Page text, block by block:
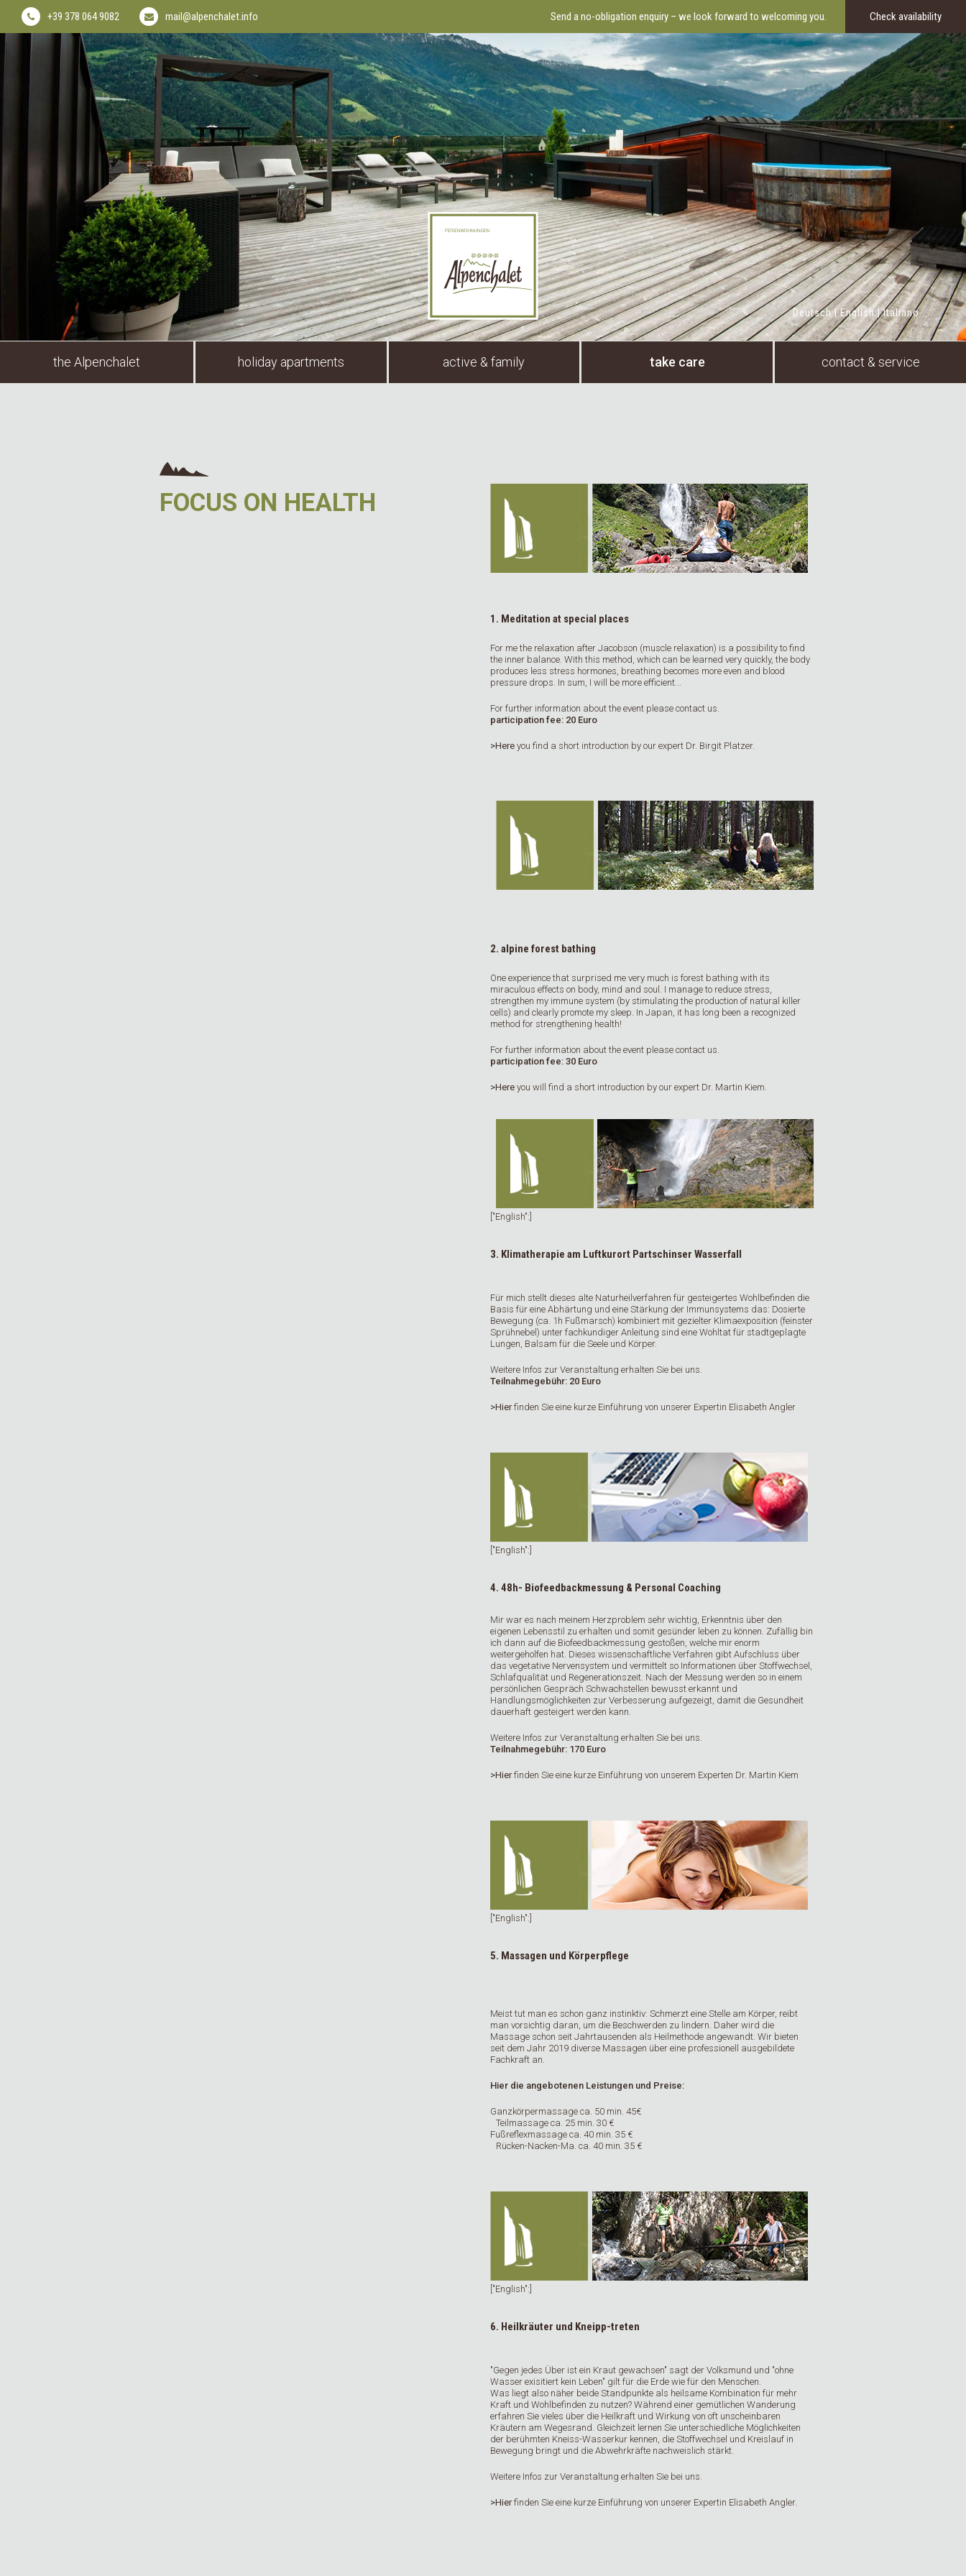
+39 378 064 9082 mail@alpenchalet.info Send a no-obligation enquiry – we look forward to welcoming you. Check availability
Deutsch|English|Italiano
the Alpenchalet holiday apartments active & family take care contact & service
FOCUS ON HEALTH
1. Meditation at special places
For me the relaxation after Jacobson (muscle relaxation) is a possibility to find
the inner balance. With this method, which can be learned very quickly, the body
produces less stress hormones, breathing becomes more even and blood
pressure drops. In sum, I will be more efficient...
For further information about the event please contact us.
participation fee: 20 Euro
>Here you find a short introduction by our expert Dr. Birgit Platzer.
2. alpine forest bathing
One experience that surprised me very much is forest bathing with its
miraculous effects on body, mind and soul. I manage to reduce stress,
strengthen my immune system (by stimulating the production of natural killer
cells) and clearly promote my sleep. In Japan, it has long been a recognized
method for strengthening health!
For further information about the event please contact us.
participation fee: 30 Euro
>Here you will find a short introduction by our expert Dr. Martin Kiem.
["English":]
3. Klimatherapie am Luftkurort Partschinser Wasserfall
Für mich stellt dieses alte Naturheilverfahren für gesteigertes Wohlbefinden die
Basis für eine Abhärtung und eine Stärkung der Immunsystems das: Dosierte
Bewegung (ca. 1h Fußmarsch) kombiniert mit gezielter Klimaexposition (feinster
Sprühnebel) unter fachkundiger Anleitung sind eine Wohltat für stadtgeplagte
Lungen, Balsam für die Seele und Körper.
Weitere Infos zur Veranstaltung erhalten Sie bei uns.
Teilnahmegebühr: 20 Euro
>Hierfinden Sie eine kurze Einführung von unserer Expertin Elisabeth Angler
["English":]
4. 48h- Biofeedbackmessung & Personal Coaching
Mir war es nach meinem Herzproblem sehr wichtig, Erkenntnis über den
eigenen Lebensstil zu erhalten und somit gesünder leben zu können. Zufällig bin
ich dann auf die Biofeedbackmessung gestoßen, welche mir enorm
weitergeholfen hat. Dieses wissenschaftliche Verfahren gibt Aufschluss über
das vegetative Nervensystem und vermittelt so Informationen über Stoffwechsel,
Schlafqualität und Regenerationszeit. Nach der Messung werden so in einem
persönlichen Gespräch Schwachstellen bewusst erkannt und
Handlungsmöglichkeiten zur Verbesserung aufgezeigt, damit die Gesundheit
dauerhaft gesteigert werden kann.
Weitere Infos zur Veranstaltung erhalten Sie bei uns.
Teilnahmegebühr: 170 Euro
>Hierfinden Sie eine kurze Einführung von unserem Experten Dr. Martin Kiem
["English":]
5. Massagen und Körperpflege
Meist tut man es schon ganz instinktiv: Schmerzt eine Stelle am Körper, reibt
man vorsichtig daran, um die Beschwerden zu lindern. Daher wird die
Massage schon seit Jahrtausenden als Heilmethode angewandt. Wir bieten
seit dem Jahr 2019 diverse Massagen über eine professionell ausgebildete
Fachkraft an.
Hier die angebotenen Leistungen und Preise:
Ganzkörpermassage ca. 50 min. 45€
Teilmassage ca. 25 min. 30 €
Fußreflexmassage ca. 40 min. 35 €
Rücken-Nacken-Ma. ca. 40 min. 35 €
["English":]
6. Heilkräuter und Kneipp-treten
"Gegen jedes Über ist ein Kraut gewachsen" sagt der Volksmund und "ohne
Wasser exisitiert kein Leben" gilt für die Erde wie für den Menschen.
Was liegt also näher beide Standpunkte als heilsame Kombination für mehr
Kraft und Wohlbefinden zu nutzen? Während einer gemütlichen Wanderung
erfahren Sie vieles über die Heilkraft und Wirkung von oft unscheinbaren
Kräutern am Wegesrand. Gleichzeit lernen Sie unterschiedliche Möglichkeiten
der berühmten Kneiss-Wasserkur kennen, die Stoffwechsel und Kreislauf in
Bewegung bringt und die Abwehrkräfte nachweislich stärkt.
Weitere Infos zur Veranstaltung erhalten Sie bei uns.
>Hierfinden Sie eine kurze Einführung von unserer Expertin Elisabeth Angler.